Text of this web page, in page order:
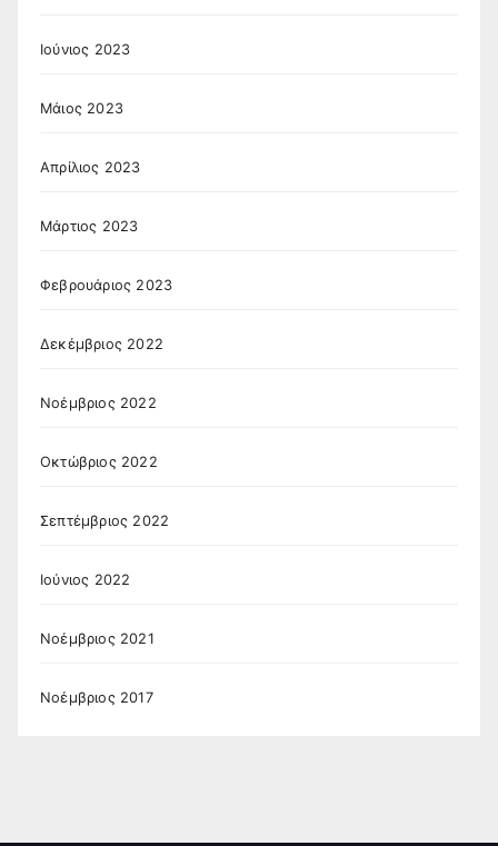
Ιούνιος 2023
Μάιος 2023
Απρίλιος 2023
Μάρτιος 2023
Φεβρουάριος 2023
Δεκέμβριος 2022
Νοέμβριος 2022
Οκτώβριος 2022
Σεπτέμβριος 2022
Ιούνιος 2022
Νοέμβριος 2021
Νοέμβριος 2017